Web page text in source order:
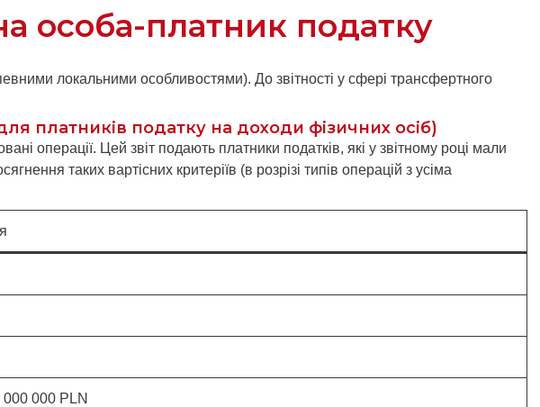
особа-платник податку
локальними особливостями). До звітності у сфері трансфертного
платників податку на доходи фізичних осіб)
операції. Цей звіт подають платники податків, які у звітному році мали
таких вартісних критеріїв (в розрізі типів операцій з усіма
000 PLN